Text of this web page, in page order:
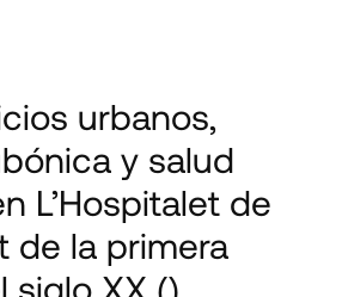
urbanos,
y salud
L’Hospitalet de
de la primera
siglo XX ()